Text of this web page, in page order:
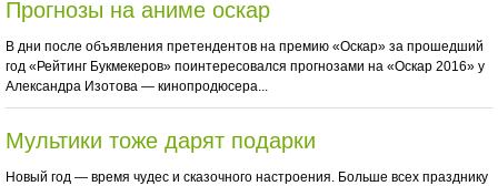
Прогнозы на аниме оскар
В дни после объявления претендентов на премию «Оскар» за прошедший
год «Рейтинг Букмекеров» поинтересовался прогнозами на «Оскар 2016» у
Александра Изотова — кинопродюсера...
Мультики тоже дарят подарки
Новый год — время чудес и сказочного настроения. Больше всех празднику